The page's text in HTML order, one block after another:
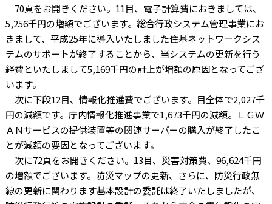
70頁をお開きください。11目、電子計算費におきましては、
5,256千円の増額でございます。総合行政システム管理事業にお
きまして、平成25年に導入いたしました住基ネットワークシス
テムのサポートが終了することから、当システムの更新を行う
経費といたしまして5,169千円の計上が増額の原因となってござ
います。
次に下段12目、情報化推進費でございます。目全体で2,027千
円の減額です。庁内情報化推進事業で1,673千円の減額。ＬＧＷ
ＡＮサービスの提供装置等の関連サーバーの購入が終了したこ
とが減額の要因となってございます。
次に72頁をお開きください。13目、災害対策費、96,624千円
の増額でございます。防災マップの更新、さらに、防災行政無
線の更新に関わります基本設計の委託は終了いたしましたが、